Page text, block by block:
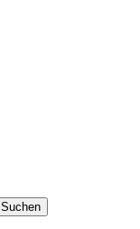
Suchen